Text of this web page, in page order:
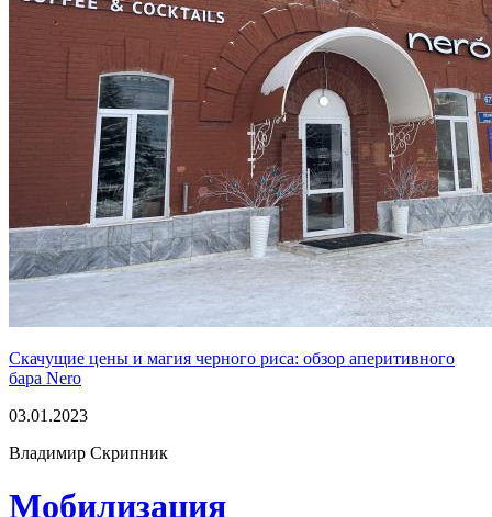
Скачущие цены и магия черного риса: обзор аперитивного
бара Nero
03.01.2023
Владимир Скрипник
Мобилизация